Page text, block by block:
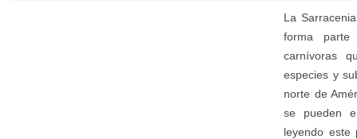
La
forma
carnívoras
especies y
norte de
se pueden
leyendo